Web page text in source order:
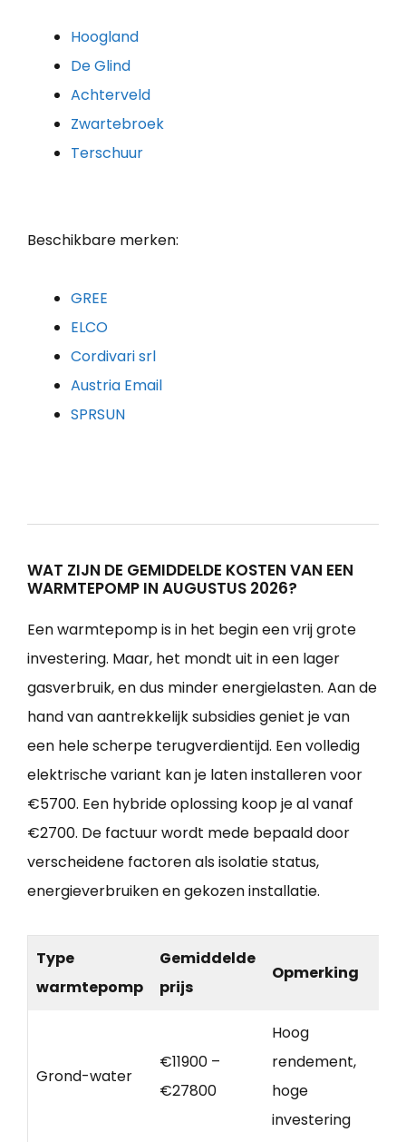
Hoogland
De Glind
Achterveld
Zwartebroek
Terschuur
Beschikbare merken:
GREE
ELCO
Cordivari srl
Austria Email
SPRSUN
WAT ZIJN DE GEMIDDELDE KOSTEN VAN EEN
WARMTEPOMP IN AUGUSTUS 2026?
Een warmtepomp is in het begin een vrij grote
investering. Maar, het mondt uit in een lager
gasverbruik, en dus minder energielasten. Aan de
hand van aantrekkelijk subsidies geniet je van
een hele scherpe terugverdientijd. Een volledig
elektrische variant kan je laten installeren voor
€5700. Een hybride oplossing koop je al vanaf
€2700. De factuur wordt mede bepaald door
verscheidene factoren als isolatie status,
energieverbruiken en gekozen installatie.
Type
warmtepomp
Gemiddelde
prijs
Opmerking
Grond-water
€11900 –
€27800
Hoog
rendement,
hoge
investering